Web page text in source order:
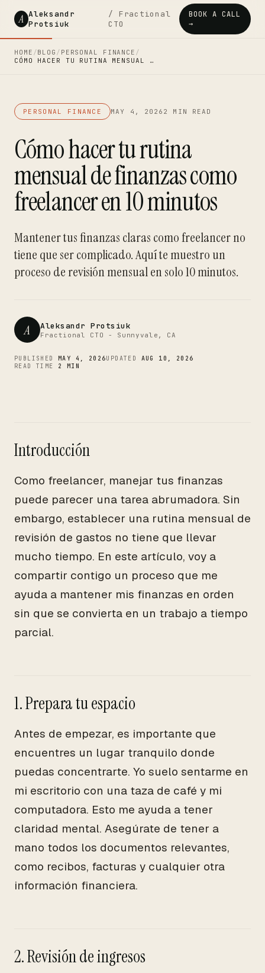
A Aleksandr
Protsiuk
/ Fractional
CTO
BOOK A CALL
→
HOME /BLOG / PERSONAL FINANCE /
CÓMO HACER TU RUTINA MENSUAL …
PERSONAL FINANCE MAY 4, 2026 2 MIN READ
Cómo hacer tu rutina
mensual de finanzas como
freelancer en 10 minutos
Mantener tus finanzas claras como freelancer no
tiene que ser complicado. Aquí te muestro un
proceso de revisión mensual en solo 10 minutos.
A Aleksandr Protsiuk
Fractional CTO - Sunnyvale, CA
PUBLISHED MAY 4, 2026UPDATED AUG 10, 2026
READ TIME 2 MIN
Introducción
Como freelancer, manejar tus finanzas
puede parecer una tarea abrumadora. Sin
embargo, establecer una rutina mensual de
revisión de gastos no tiene que llevar
mucho tiempo. En este artículo, voy a
compartir contigo un proceso que me
ayuda a mantener mis finanzas en orden
sin que se convierta en un trabajo a tiempo
parcial.
1. Prepara tu espacio
Antes de empezar, es importante que
encuentres un lugar tranquilo donde
puedas concentrarte. Yo suelo sentarme en
mi escritorio con una taza de café y mi
computadora. Esto me ayuda a tener
claridad mental. Asegúrate de tener a
mano todos los documentos relevantes,
como recibos, facturas y cualquier otra
información financiera.
2. Revisión de ingresos